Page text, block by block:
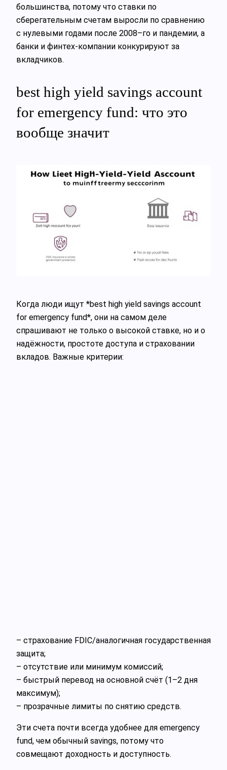
большинства, потому что ставки по
сберегательным счетам выросли по сравнению
с нулевыми годами после 2008–го и пандемии, а
банки и финтех‑компании конкурируют за
вкладчиков.
best high yield savings account
for emergency fund: что это
вообще значит
Когда люди ищут *best high yield savings account
for emergency fund*, они на самом деле
спрашивают не только о высокой ставке, но и о
надёжности, простоте доступа и страховании
вкладов. Важные критерии:
– страхование FDIC/аналогичная государственная
защита;
– отсутствие или минимум комиссий;
– быстрый перевод на основной счёт (1–2 дня
максимум);
– прозрачные лимиты по снятию средств.
Эти счета почти всегда удобнее для emergency
fund, чем обычный savings, потому что
совмещают доходность и доступность.